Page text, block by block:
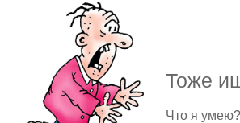
Тоже
Что я